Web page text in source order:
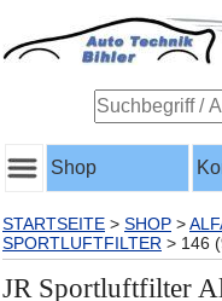
Shop
STARTSEITE > SHOP >
SPORTLUFTFILTER > 146
JR Sportluftfilter